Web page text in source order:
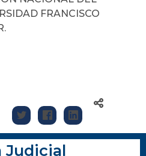
FRANCISCO
Judicial